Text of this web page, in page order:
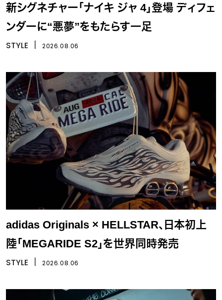
新シグネチャー「ナイキ ジャ 4」登場 ディフェ
ンダーに“悪夢”をもたらす一足
STYLE 2026.08.06
adidas Originals × HELLSTAR、日本初上
陸「MEGARIDE S2」を世界同時発売
STYLE 2026.08.06